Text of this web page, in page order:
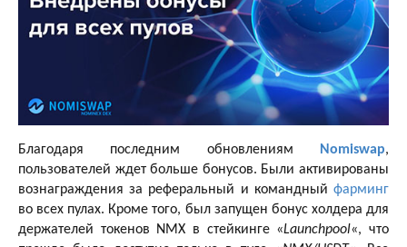
Благодаря последним обновлениям Nomiswap,
пользователей ждет больше бонусов. Были активированы
вознаграждения за реферальный и командный фарминг
во всех пулах. Кроме того, был запущен бонус холдера для
держателей токенов NMX в стейкинге «Launchpool«, что